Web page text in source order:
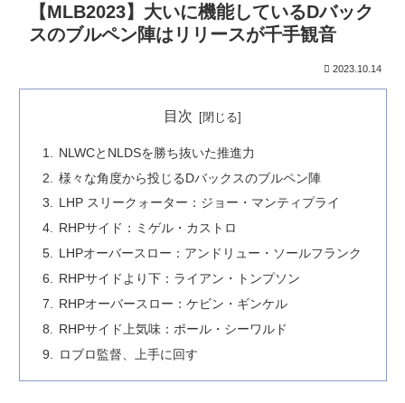
【MLB2023】大いに機能しているDバック
スのブルペン陣はリリースが千手観音
2023.10.14
目次
NLWCとNLDSを勝ち抜いた推進力
様々な角度から投じるDバックスのブルペン陣
LHP スリークォーター：ジョー・マンティプライ
RHPサイド：ミゲル・カストロ
LHPオーバースロー：アンドリュー・ソールフランク
RHPサイドより下：ライアン・トンプソン
RHPオーバースロー：ケビン・ギンケル
RHPサイド上気味：ポール・シーワルド
ロブロ監督、上手に回す